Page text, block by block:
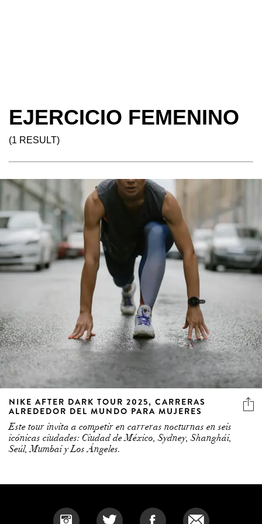
EJERCICIO FEMENINO
(1 RESULT)
NIKE AFTER DARK TOUR 2025, CARRERAS
ALREDEDOR DEL MUNDO PARA MUJERES
Este tour invita a competir en carreras nocturnas en seis
icónicas ciudades: Ciudad de México, Sydney, Shanghái,
Seúl, Mumbai y Los Ángeles.